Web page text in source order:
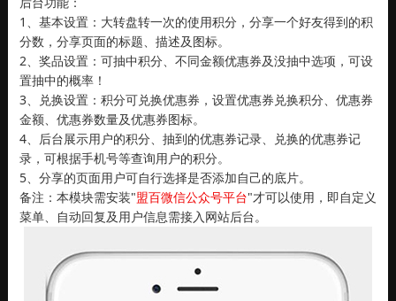
1、基本设置：大转盘转一次的使用积分，分享一个好友得到的积
分数，分享页面的标题、描述及图标。
2、奖品设置：可抽中积分、不同金额优惠券及没抽中选项，可设
置抽中的概率！
3、兑换设置：积分可兑换优惠券，设置优惠券兑换积分、优惠券
金额、优惠券数量及优惠券图标。
4、后台展示用户的积分、抽到的优惠券记录、兑换的优惠券记
录，可根据手机号等查询用户的积分。
5、分享的页面用户可自行选择是否添加自己的底片。
备注：本模块需安装"盟百微信公众号平台"才可以使用，即自定义
菜单、自动回复及用户信息需接入网站后台。